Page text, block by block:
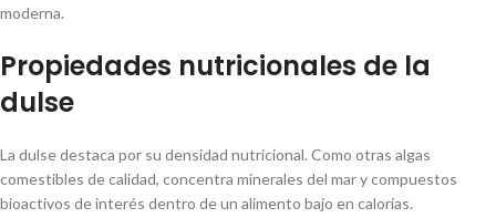
moderna.
Propiedades nutricionales de la
dulse
La dulse destaca por su densidad nutricional. Como otras algas
comestibles de calidad, concentra minerales del mar y compuestos
bioactivos de interés dentro de un alimento bajo en calorías.